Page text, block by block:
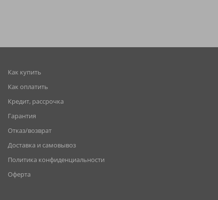
Как купить
Как оплатить
Кредит, рассрочка
Гарантия
Отказ/возврат
Доставка и самовывоз
Политика конфиденциальности
Оферта